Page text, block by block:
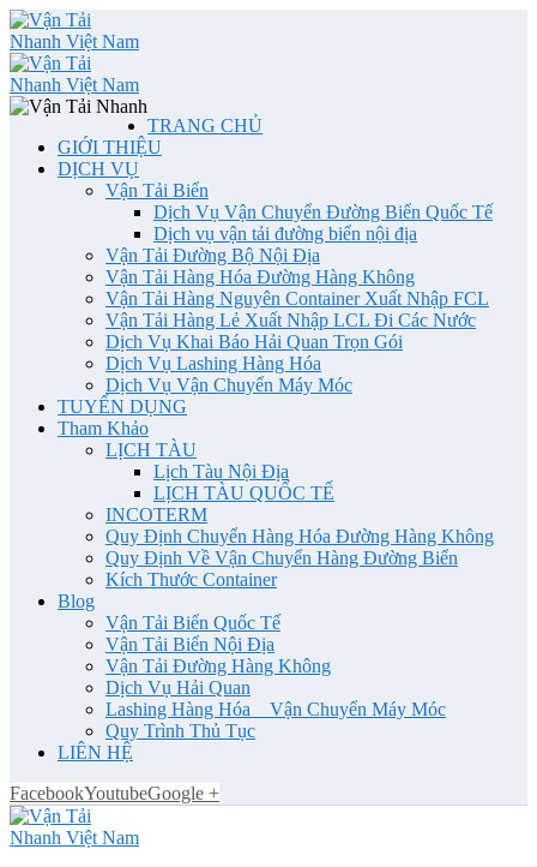
TRANG CHỦ
GIỚI THIỆU
DỊCH VỤ
Vận Tải Biển
Dịch Vụ Vận Chuyển Đường Biển Quốc Tế
Dịch vụ vận tải đường biển nội địa
Vận Tải Đường Bộ Nội Địa
Vận Tải Hàng Hóa Đường Hàng Không
Vận Tải Hàng Nguyên Container Xuất Nhập FCL
Vận Tải Hàng Lẻ Xuất Nhập LCL Đi Các Nước
Dịch Vụ Khai Báo Hải Quan Trọn Gói
Dịch Vụ Lashing Hàng Hóa
Dịch Vụ Vận Chuyển Máy Móc
TUYỂN DỤNG
Tham Khảo
LỊCH TÀU
Lịch Tàu Nội Địa
LỊCH TÀU QUỐC TẾ
INCOTERM
Quy Định Chuyển Hàng Hóa Đường Hàng Không
Quy Định Về Vận Chuyển Hàng Đường Biển
Kích Thước Container
Blog
Vận Tải Biển Quốc Tế
Vận Tải Biển Nội Địa
Vận Tải Đường Hàng Không
Dịch Vụ Hải Quan
Lashing Hàng Hóa _ Vận Chuyển Máy Móc
Quy Trình Thủ Tục
LIÊN HỆ
FacebookYoutubeGoogle +